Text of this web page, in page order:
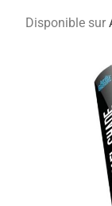
Disponible sur